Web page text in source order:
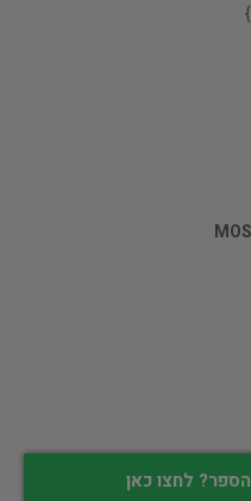
לחצו כאן